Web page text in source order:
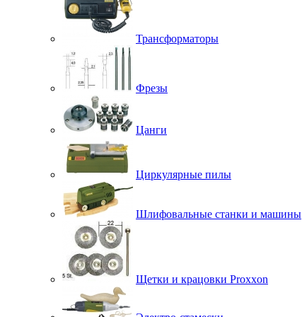
Трансформаторы
Фрезы
Цанги
Циркулярные пилы
Шлифовальные станки и машины
Щетки и крацовки Proxxon